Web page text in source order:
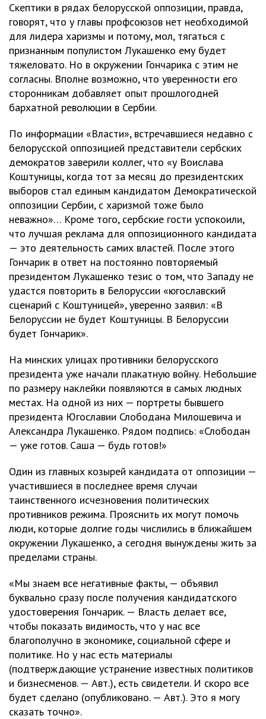
Скептики в рядах белорусской оппозиции, правда,
говорят, что у главы профсоюзов нет необходимой
для лидера харизмы и потому, мол, тягаться с
признанным популистом Лукашенко ему будет
тяжеловато. Но в окружении Гончарика с этим не
согласны. Вполне возможно, что уверенности его
сторонникам добавляет опыт прошлогодней
бархатной революции в Сербии.
По информации «Власти», встречавшиеся недавно с
белорусской оппозицией представители сербских
демократов заверили коллег, что «у Воислава
Коштуницы, когда тот за месяц до президентских
выборов стал единым кандидатом Демократической
оппозиции Сербии, с харизмой тоже было
неважно»… Кроме того, сербские гости успокоили,
что лучшая реклама для оппозиционного кандидата
— это деятельность самих властей. После этого
Гончарик в ответ на постоянно повторяемый
президентом Лукашенко тезис о том, что Западу не
удастся повторить в Белоруссии «югославский
сценарий с Коштуницей», уверенно заявил: «В
Белоруссии не будет Коштуницы. В Белоруссии
будет Гончарик».
На минских улицах противники белорусского
президента уже начали плакатную войну. Небольшие
по размеру наклейки появляются в самых людных
местах. На одной из них — портреты бывшего
президента Югославии Слободана Милошевича и
Александра Лукашенко. Рядом подпись: «Слободан
— уже готов. Саша — будь готов!»
Один из главных козырей кандидата от оппозиции —
участившиеся в последнее время случаи
таинственного исчезновения политических
противников режима. Прояснить их могут помочь
люди, которые долгие годы числились в ближайшем
окружении Лукашенко, а сегодня вынуждены жить за
пределами страны.
«Мы знаем все негативные факты, — объявил
буквально сразу после получения кандидатского
удостоверения Гончарик. — Власть делает все,
чтобы показать видимость, что у нас все
благополучно в экономике, социальной сфере и
политике. Но у нас есть материалы
(подтверждающие устранение известных политиков
и бизнесменов. — Авт.), есть свидетели. И скоро все
будет сделано (опубликовано. — Авт.). Это я могу
сказать точно».